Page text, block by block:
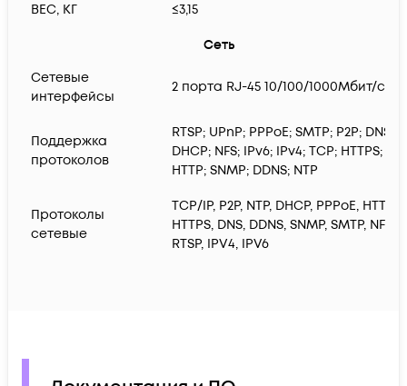
ВЕС, КГ ≤3,15
Сеть
Сетевые
интерфейсы
2 порта RJ-45 10/100/1000Mбит/с
Поддержка
протоколов
RTSP; UPnP; PPPoE; SMTP; P2P; DNS;
DHCP; NFS; IPv6; IPv4; TCP; HTTPS;
HTTP; SNMP; DDNS; NTP
Протоколы
сетевые
TCP/IP, P2P, NTP, DHCP, PPPoE, HTTP,
HTTPS, DNS, DDNS, SNMP, SMTP, NFS,
RTSP, IPV4, IPV6